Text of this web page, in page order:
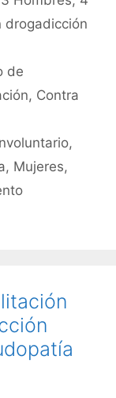
drogadicción
de
, Contra
,
, Mujeres,